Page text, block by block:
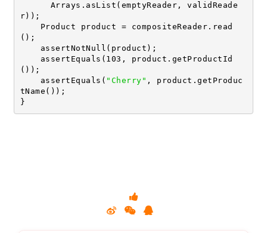
Arrays.asList(emptyReader, validReade
r));
Product product = compositeReader.read
();
assertNotNull(product);
assertEquals(103, product.getProductId
());
assertEquals( "Cherry" , product.getProduc
tName());
}